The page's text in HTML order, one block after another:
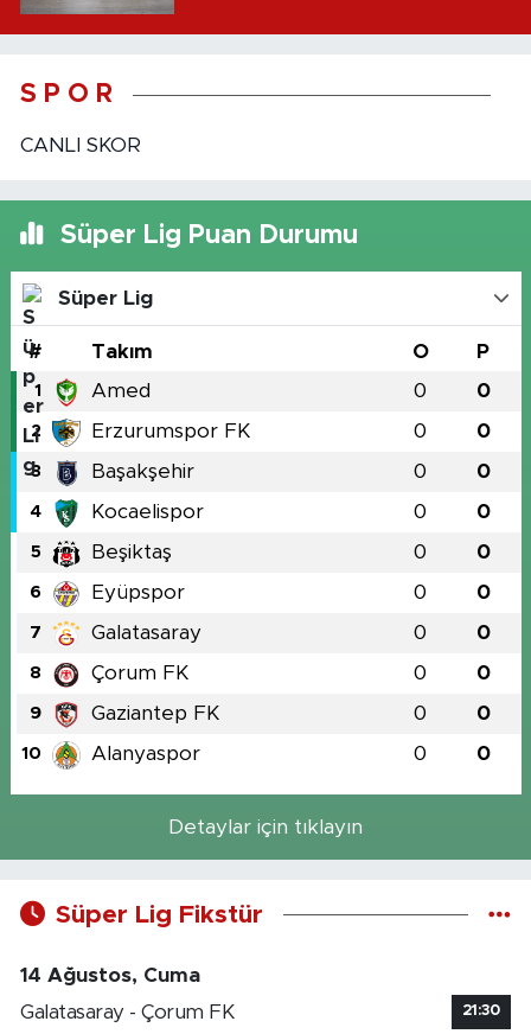
S P O R
CANLI SKOR
Süper Lig Puan Durumu
Süper Lig
# Takım O P
1 Amed 0 0
2 Erzurumspor FK 0 0
3 Başakşehir 0 0
4 Kocaelispor 0 0
5 Beşiktaş 0 0
6 Eyüpspor 0 0
7 Galatasaray 0 0
8 Çorum FK 0 0
9 Gaziantep FK 0 0
10 Alanyaspor 0 0
Detaylar için tıklayın
Süper Lig Fikstür
14 Ağustos, Cuma
Galatasaray - Çorum FK
21:30